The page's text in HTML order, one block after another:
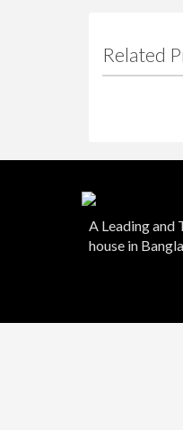
Related
A Leading and
house in